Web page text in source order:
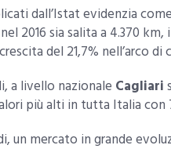
dall’Istat evidenzia
2016 sia salita a 4.370
del 21,7% nell’arco di
a livello nazionale Cagliari
più alti in tutta Italia con
un mercato in grande